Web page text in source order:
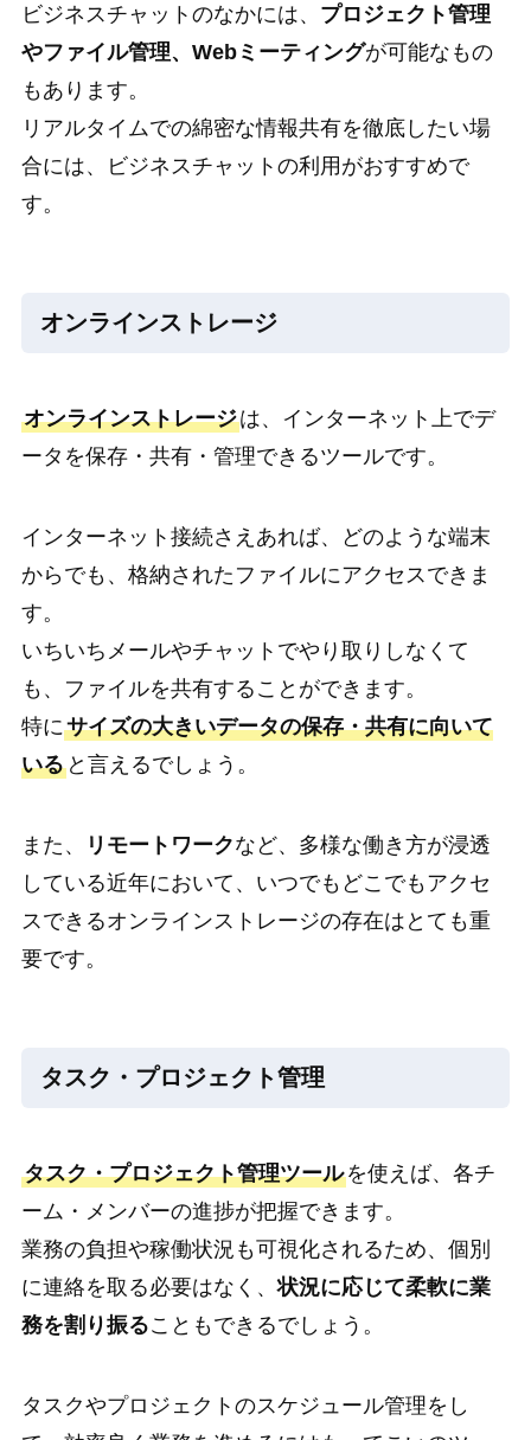
ビジネスチャットのなかには、 プロジェクト管理
やファイル管理、Webミーティングが可能なもの
もあります。
リアルタイムでの綿密な情報共有を徹底したい場
合には、ビジネスチャットの利用がおすすめで
す。
オンラインストレージ
オンラインストレージは、インターネット上でデ
ータを保存・共有・管理できるツールです。
インターネット接続さえあれば、どのような端末
からでも、格納されたファイルにアクセスできま
す。
いちいちメールやチャットでやり取りしなくて
も、ファイルを共有することができます。
特にサイズの大きいデータの保存・共有に向いて
いると言えるでしょう。
また、 リモートワークなど、多様な働き方が浸透
している近年において、いつでもどこでもアクセ
スできるオンラインストレージの存在はとても重
要です。
タスク・プロジェクト管理
タスク・プロジェクト管理ツールを使えば、各チ
ーム・メンバーの進捗が把握できます。
業務の負担や稼働状況も可視化されるため、個別
に連絡を取る必要はなく、状況に応じて柔軟に業
務を割り振ることもできるでしょう。
タスクやプロジェクトのスケジュール管理をし